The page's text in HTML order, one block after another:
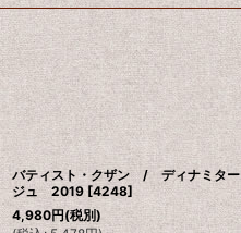
バティスト・クザン / ディナミター
ジュ 2019 [4248]
4,980円(税別)